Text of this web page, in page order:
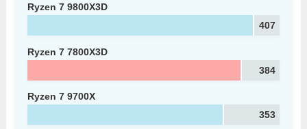
Ryzen 7 9800X3D
407
Ryzen 7 7800X3D
384
Ryzen 7 9700X
353